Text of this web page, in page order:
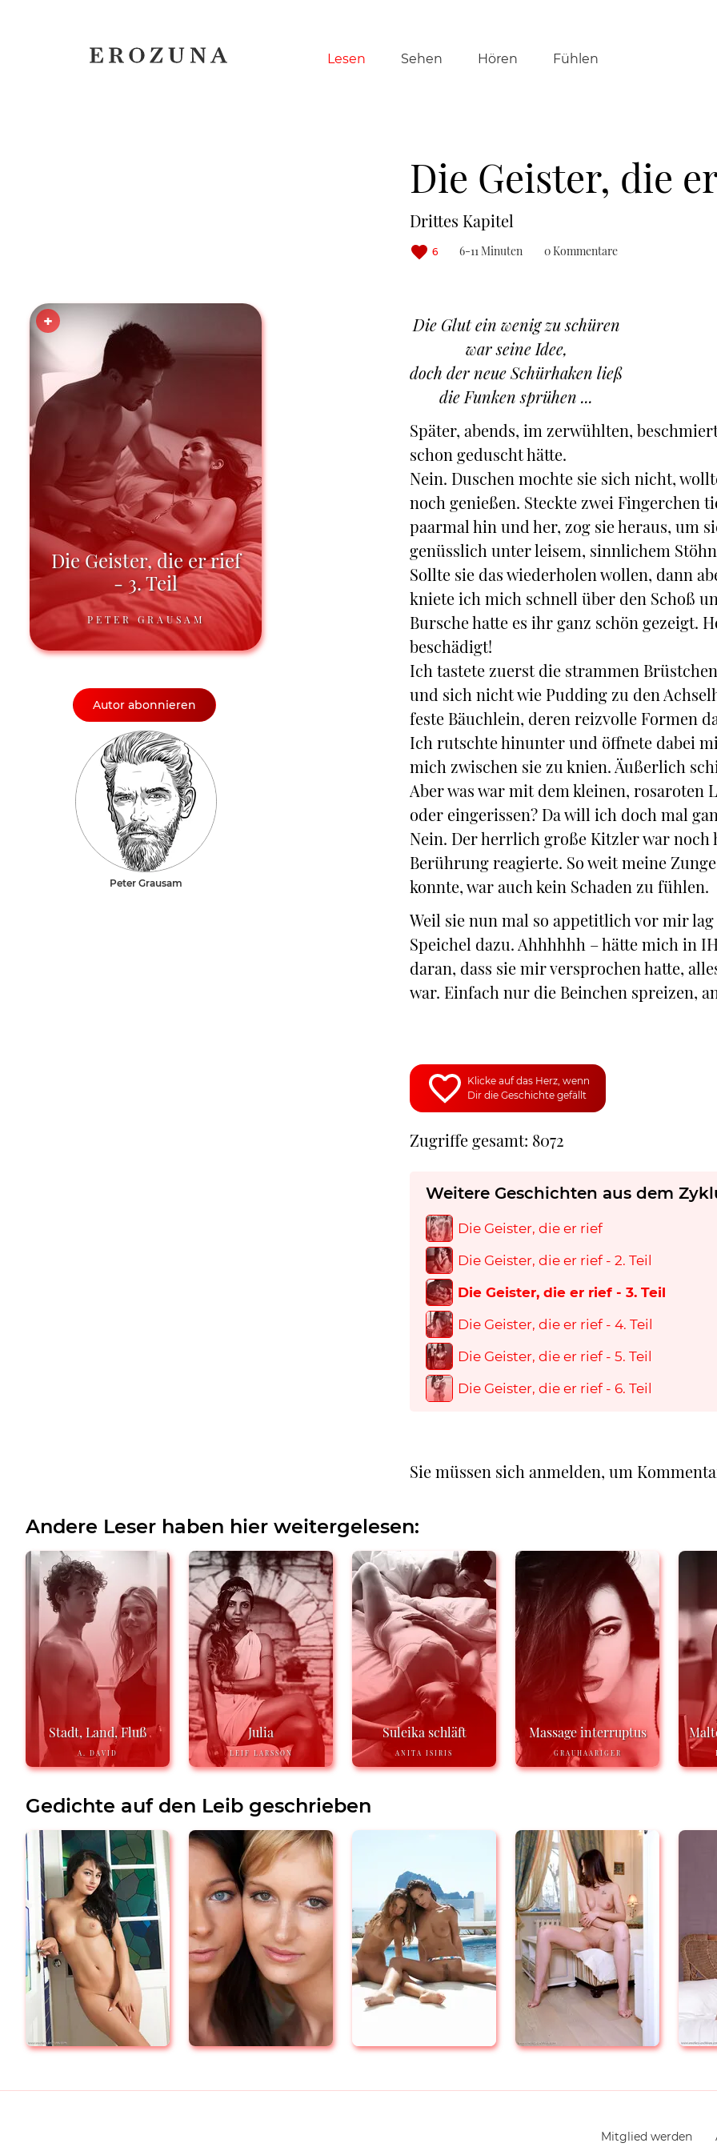
Navigation
Lesen Sehen Hören Fühlen
Die Geister, die
Drittes Kapitel
6 6-11 Minuten 0 Kommentare
Die Geister, die er rief
- 3. Teil
PETER GRAUSAM
Autor abonnieren
Peter Grausam
Die Glut ein wenig zu schüren
war seine Idee,
doch der neue Schürhaken ließ
die Funken sprühen ...
Später, abends, im zerwühlten,
schon geduscht hätte.
Nein. Duschen mochte sie sich nicht,
noch genießen. Steckte zwei Fingerchen
paarmal hin und her, zog sie heraus, um
genüsslich unter leisem, sinnlichem
Sollte sie das wiederholen wollen, dann
kniete ich mich schnell über den Schoß
Bursche hatte es ihr ganz schön
beschädigt!
Ich tastete zuerst die strammen
und sich nicht wie Pudding zu den
feste Bäuchlein, deren reizvolle Formen
Ich rutschte hinunter und öffnete dabei
mich zwischen sie zu knien. Äußerlich
Aber was war mit dem kleinen, rosaroten
oder eingerissen? Da will ich doch mal
Nein. Der herrlich große Kitzler war
Berührung reagierte. So weit meine
konnte, war auch kein Schaden zu fühlen.
Weil sie nun mal so appetitlich vor mir
Speichel dazu. Ahhhhhh – hätte mich in
daran, dass sie mir versprochen hatte,
war. Einfach nur die Beinchen spreizen,
Klicke auf das Herz, wenn
Dir die Geschichte gefällt
Zugriffe gesamt: 8072
Weitere Geschichten aus dem
Die Geister, die er rief
Die Geister, die er rief - 2. Teil
Die Geister, die er rief - 3. Teil
Die Geister, die er rief - 4. Teil
Die Geister, die er rief - 5. Teil
Die Geister, die er rief - 6. Teil
Sie müssen sich anmelden, um
Andere Leser haben hier weitergelesen:
Stadt, Land, Fluß
A. DAVID
Julia
LEIF LARSSON
Suleika schläft
ANITA ISIRIS
Massage interruptus
GRAUHAARIGER
Gedichte auf den Leib geschrieben
Navigation
Mitglied werden